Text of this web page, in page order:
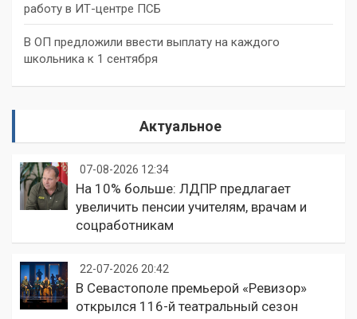
работу в ИТ-центре ПСБ
В ОП предложили ввести выплату на каждого
школьника к 1 сентября
Актуальное
07-08-2026 12:34
На 10% больше: ЛДПР предлагает
увеличить пенсии учителям, врачам и
соцработникам
22-07-2026 20:42
В Севастополе премьерой «Ревизор»
открылся 116-й театральный сезон